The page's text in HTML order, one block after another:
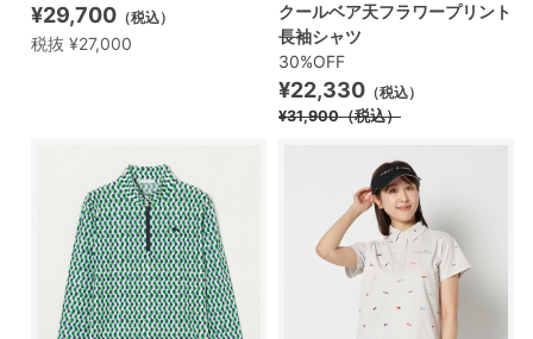
¥29,700 （税込）
税抜 ¥27,000
クールベア天フラワープリント
長袖シャツ
30%OFF
¥22,330 （税込）
¥31,900（税込）